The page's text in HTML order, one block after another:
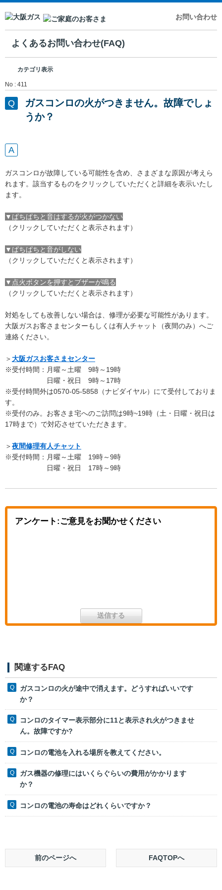
お問い合わせ
よくあるお問い合わせ(FAQ)
カテゴリ表示
No : 411
ガスコンロの火がつきません。故障でしょ
うか？
ガスコンロが故障している可能性を含め、さまざまな原因が考えら
れます。該当するものをクリックしていただくと詳細を表示いたし
ます。
▼ぱちぱちと音はするが火がつかない
（クリックしていただくと表示されます）
▼ぱちぱちと音がしない
（クリックしていただくと表示されます）
▼点火ボタンを押すとブザーが鳴る
（クリックしていただくと表示されます）
対処をしても改善しない場合は、修理が必要な可能性があります。
大阪ガスお客さまセンターもしくは有人チャット（夜間のみ）へご
連絡ください。
＞大阪ガスお客さまセンター
※受付時間：月曜～土曜 9時～19時
日曜・祝日 9時～17時
※受付時間外は0570-05-5858（ナビダイヤル）にて受付しておりま
す。
※受付のみ。お客さま宅へのご訪問は9時~19時（土・日曜・祝日は
17時まで）で対応させていただきます。
＞夜間修理有人チャット
※受付時間：月曜～土曜 19時～9時
日曜・祝日 17時～9時
アンケート:ご意見をお聞かせください
関連するFAQ
ガスコンロの火が途中で消えます。どうすればいいです
か？
コンロのタイマー表示部分に11と表示され火がつきませ
ん。故障ですか?
コンロの電池を入れる場所を教えてください。
ガス機器の修理にはいくらぐらいの費用がかかります
か？
コンロの電池の寿命はどれくらいですか？
前のページへ FAQTOPへ